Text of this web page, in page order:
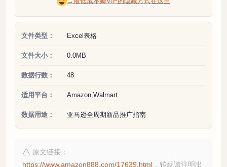
文件类型： Excel表格
文件大小： 0.0MB
数据行数： 48
适用平台： Amazon,Walmart
数据用途： 亚马逊全周期新品推广指南
原文链接：
https://www.amazon888.com/17639.html ，转载请注明出